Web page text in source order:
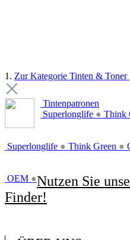
1. Zur Kategorie Tinten & Toner
Tintenpatronen
Superlonglife ● Think
Superlonglife ● Think Green ●
OEM ●Nutzen Sie
Finder!